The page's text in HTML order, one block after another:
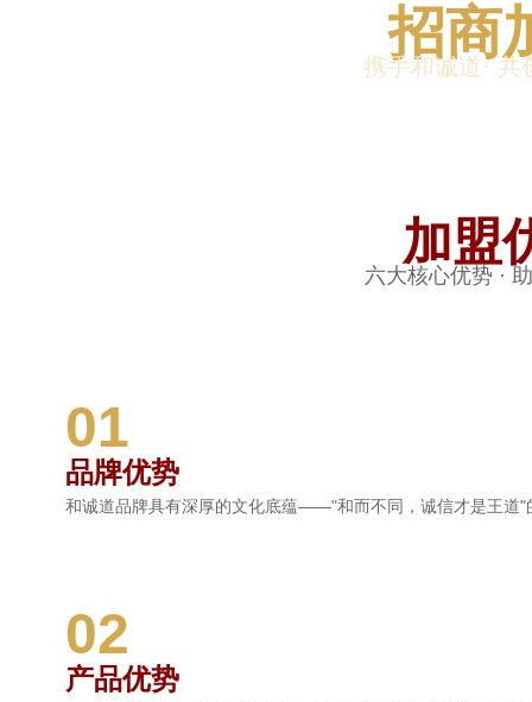
招商
携手和诚道· 共
加盟
六大核心优势 ·
01
品牌优势
和诚道品牌具有深厚的文化底蕴——"和而不同，诚信才是王道"
02
产品优势